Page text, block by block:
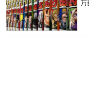
ca_anime)January